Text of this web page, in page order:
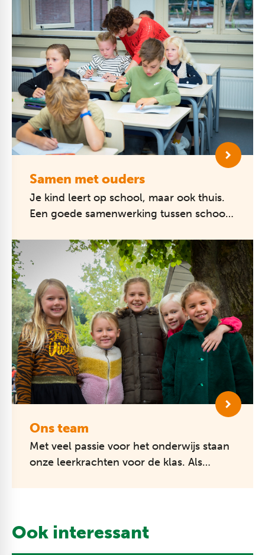
Samen met ouders
Je kind leert op school, maar ook thuis.
Een goede samenwerking tussen school
We waarderen de betrokkenheid van
ouders ...
Ons team
Met veel passie voor het onderwijs staan
onze leerkrachten voor de klas. Als
Ook interessant